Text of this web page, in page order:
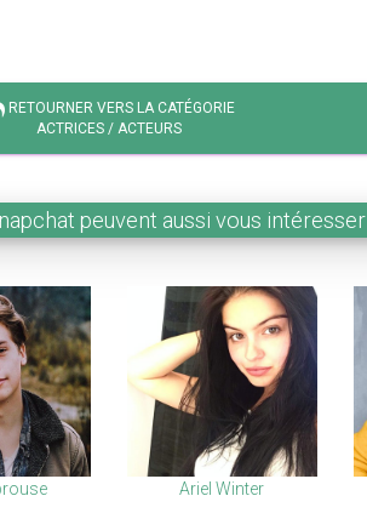
RETOURNER VERS LA CATÉGORIE
ACTRICES / ACTEURS
peuvent aussi vous intéresser
Ariel Winter